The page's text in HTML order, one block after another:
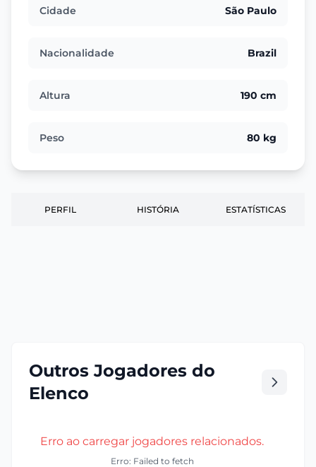
Cidade São Paulo
Nacionalidade Brazil
Altura 190 cm
Peso 80 kg
PERFIL HISTÓRIA ESTATÍSTICAS
Outros Jogadores do
Elenco
Erro ao carregar jogadores relacionados.
Erro: Failed to fetch